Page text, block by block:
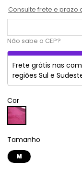
Consulte frete e prazo
Não sabe o CEP?
Frete grátis nas
regiões Sul e
Cor
Tamanho
M